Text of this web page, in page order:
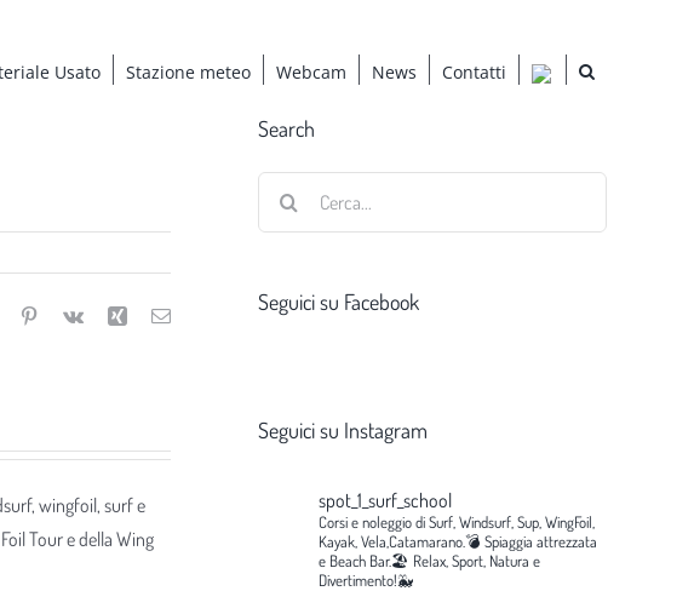
Usato Stazione meteo Webcam News Contatti
Tumblr Pinterest
Vk Xing Email
wingfoil, surf e
Tour e della Wing
Search
Seguici su Facebook
Seguici su Instagram
spot_1_surf_school
Corsi e noleggio di Surf, Windsurf, Sup, WingFoil,
Kayak, Vela,Catamarano.💣 Spiaggia attrezzata
e Beach Bar.🏖️ Relax, Sport, Natura e
Divertimento!🐳